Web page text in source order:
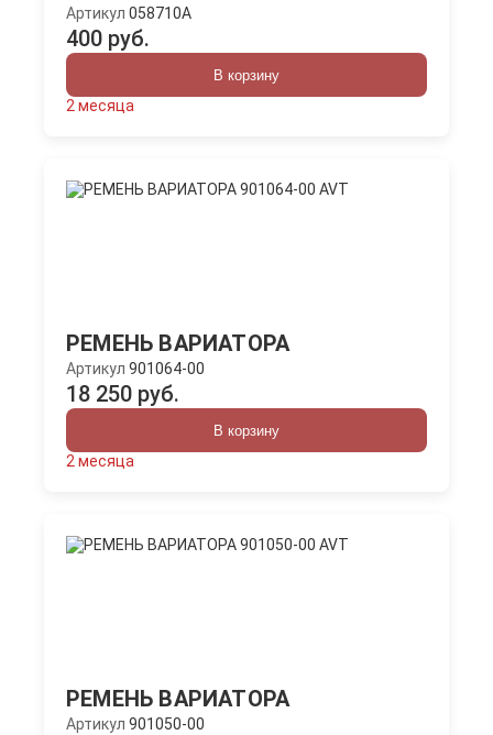
Артикул 058710A
400 руб.
В корзину
2 месяца
РЕМЕНЬ ВАРИАТОРА
Артикул 901064-00
18 250 руб.
В корзину
2 месяца
РЕМЕНЬ ВАРИАТОРА
Артикул 901050-00